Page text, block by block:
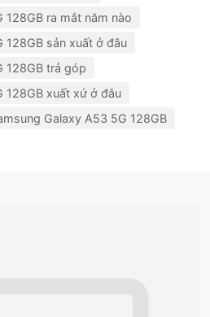
128GB ra mắt năm nào
128GB sản xuất ở đâu
128GB trả góp
128GB xuất xứ ở đâu
Galaxy A53 5G 128GB